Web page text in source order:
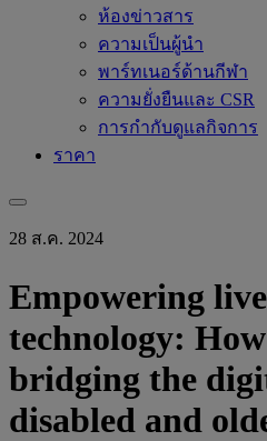
ห้องข่าวสาร
ความเป็นผู้นำ
พาร์ทเนอร์ด้านกีฬา
ความยั่งยืนและ CSR
การกำกับดูแลกิจการ
ราคา
28 ส.ค. 2024
Empowering
technology:
bridging the
disabled and